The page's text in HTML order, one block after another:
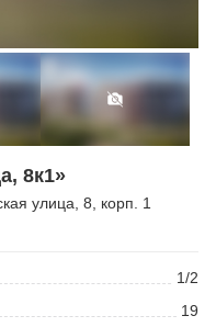
8к1»
улица , 8, корп. 1
1/2
19